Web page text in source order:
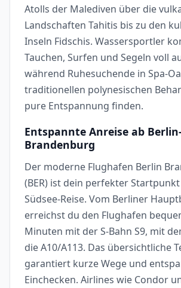
Atolls der Malediven über die
Landschaften Tahitis bis zu den
Inseln Fidschis. Wassersportler
Tauchen, Surfen und Segeln voll
während Ruhesuchende in Spa-
traditionellen polynesischen
pure Entspannung finden.
Entspannte Anreise ab
Brandenburg
Der moderne Flughafen Berlin
(BER) ist dein perfekter
Südsee-Reise. Vom Berliner
erreichst du den Flughafen
Minuten mit der S-Bahn S9, mit
die A10/A113. Das übersichtliche
garantiert kurze Wege und
Einchecken. Airlines wie Condor